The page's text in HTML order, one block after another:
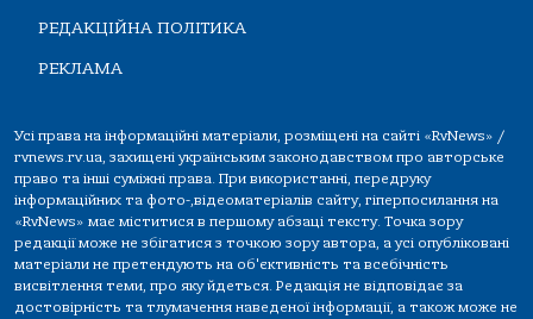
РЕДАКЦІЙНА ПОЛІТИКА
РЕКЛАМА
Усі права на інформаційні матеріали, розміщені на сайті «RvNews» /
rvnews.rv.ua, захищені українським законодавством про авторське
право та інші суміжні права. При використанні, передруку
інформаційних та фото-,відеоматеріалів сайту, гіперпосилання на
«RvNews» має міститися в першому абзаці тексту. Точка зору
редакції може не збігатися з точкою зору автора, а усі опубліковані
матеріали не претендують на об'єктивність та всебічність
висвітлення теми, про яку йдеться. Редакція не відповідає за
достовірність та тлумачення наведеної інформації, а також може не